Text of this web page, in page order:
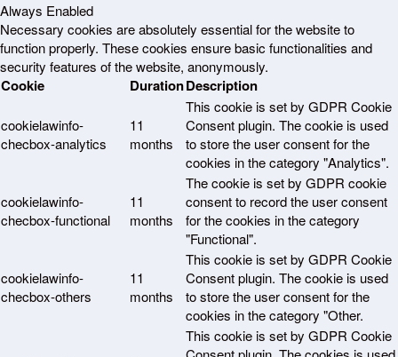
Always Enabled
Necessary cookies are absolutely essential for the website to
function properly. These cookies ensure basic functionalities and
security features of the website, anonymously.
Cookie DurationDescription
cookielawinfo-
checbox-analytics
11
months
This cookie is set by GDPR Cookie
Consent plugin. The cookie is used
to store the user consent for the
cookies in the category "Analytics".
cookielawinfo-
checbox-functional
11
months
The cookie is set by GDPR cookie
consent to record the user consent
for the cookies in the category
"Functional".
cookielawinfo-
checbox-others
11
months
This cookie is set by GDPR Cookie
Consent plugin. The cookie is used
to store the user consent for the
cookies in the category "Other.
This cookie is set by GDPR Cookie